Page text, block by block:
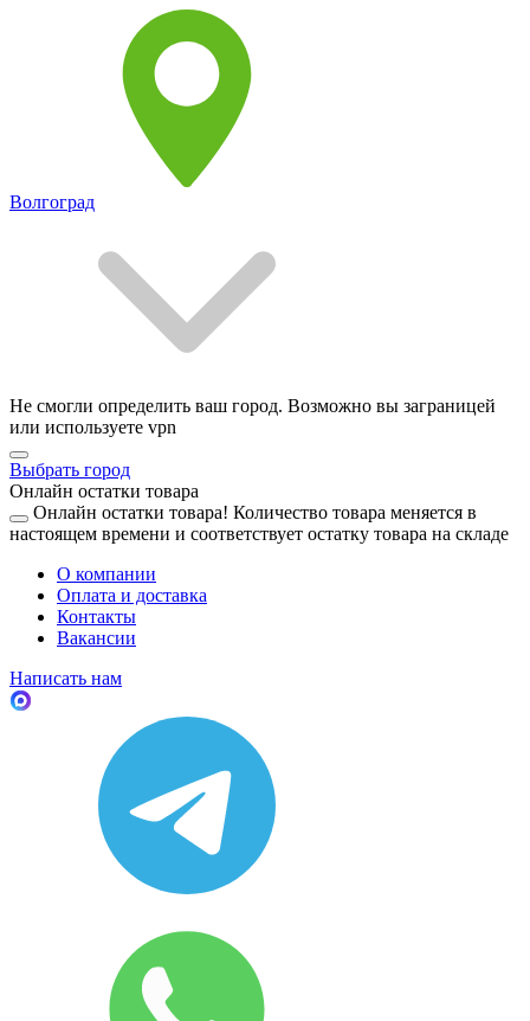
Волгоград
Не смогли определить ваш город. Возможно вы заграницей
или используете vpn
Выбрать город
Онлайн остатки товара
Онлайн остатки товара! Количество товара меняется в
настоящем времени и соответствует остатку товара на складе
О компании
Оплата и доставка
Контакты
Вакансии
Написать нам